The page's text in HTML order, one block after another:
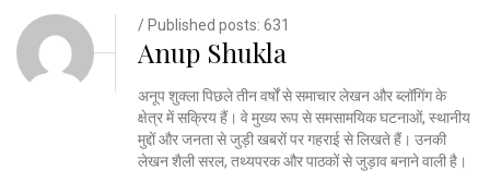
/ Published posts: 631
Anup Shukla
अनूप शुक्ला पिछले तीन वर्षों से समाचार लेखन और ब्लॉगिंग के
क्षेत्र में सक्रिय हैं। वे मुख्य रूप से समसामयिक घटनाओं, स्थानीय
मुद्दों और जनता से जुड़ी खबरों पर गहराई से लिखते हैं। उनकी
लेखन शैली सरल, तथ्यपरक और पाठकों से जुड़ाव बनाने वाली है।